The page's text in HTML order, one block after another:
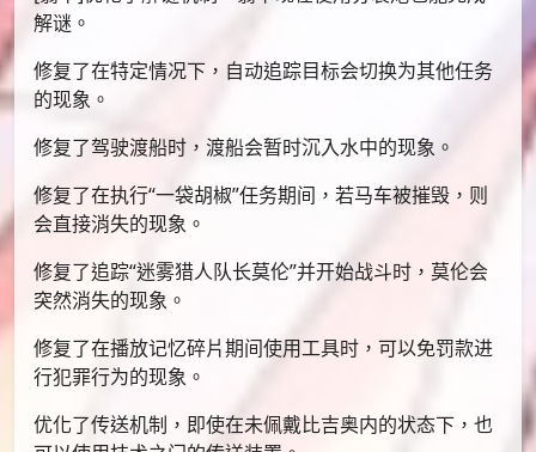
解谜。
修复了在特定情况下，自动追踪目标会切换为其他任务
的现象。
修复了驾驶渡船时，渡船会暂时沉入水中的现象。
修复了在执行“一袋胡椒”任务期间，若马车被摧毁，则
会直接消失的现象。
修复了追踪“迷雾猎人队长莫伦”并开始战斗时，莫伦会
突然消失的现象。
修复了在播放记忆碎片期间使用工具时，可以免罚款进
行犯罪行为的现象。
优化了传送机制，即使在未佩戴比吉奥内的状态下，也